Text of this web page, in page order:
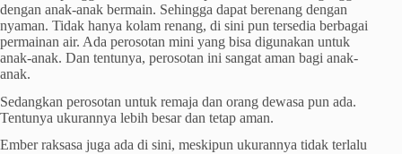
dengan anak-anak bermain. Sehingga dapat berenang dengan
nyaman. Tidak hanya kolam renang, di sini pun tersedia berbagai
permainan air. Ada perosotan mini yang bisa digunakan untuk
anak-anak. Dan tentunya, perosotan ini sangat aman bagi anak-
anak.
Sedangkan perosotan untuk remaja dan orang dewasa pun ada.
Tentunya ukurannya lebih besar dan tetap aman.
Ember raksasa juga ada di sini, meskipun ukurannya tidak terlalu